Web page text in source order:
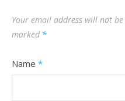
Your email address will not
marked *
Name *